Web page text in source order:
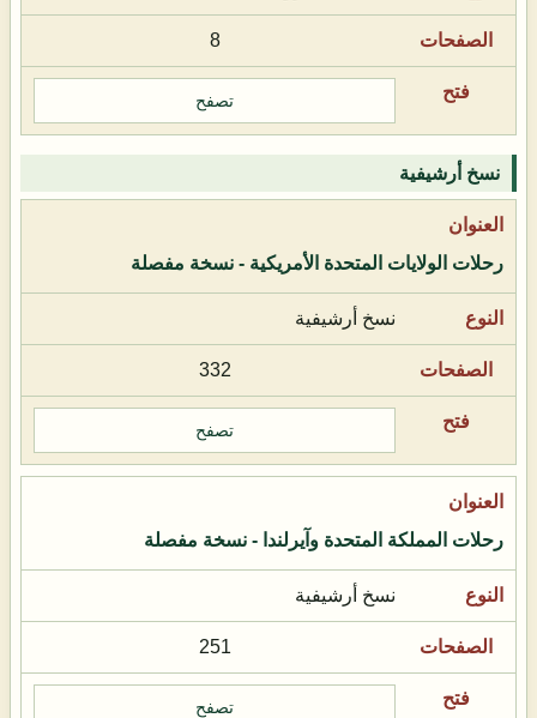
8
تصفح
نسخ أرشيفية
رحلات الولايات المتحدة الأمريكية - نسخة مفصلة
نسخ أرشيفية
332
تصفح
رحلات المملكة المتحدة وآيرلندا - نسخة مفصلة
نسخ أرشيفية
251
تصفح